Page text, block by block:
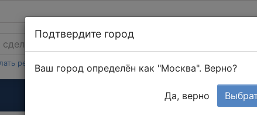
ремонт в 1-к квартире
Тендеры
Подтвердите город
Ваш город определён как "Москва". Верно?
Да, верно